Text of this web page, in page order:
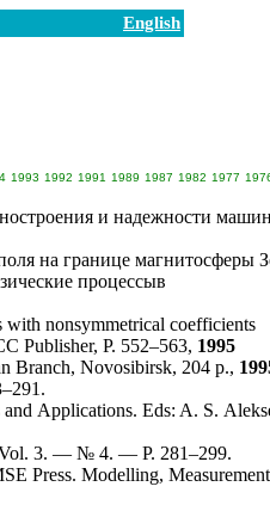
English
1993 1992 1991 1989 1987 1982 1977
и надежности
на границе магнитосферы
процессыв
with nonsymmetrical coefficients
Publisher, P. 552–563, 1995
Branch, Novosibirsk, 204 p.,
.
Applications. Eds: A. S.
3. — № 4. — P. 281–299.
Press. Modelling,